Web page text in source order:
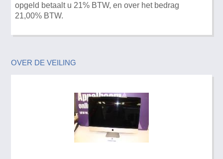
opgeld betaalt u 21% BTW, en over het bedrag
21,00% BTW.
OVER DE VEILING